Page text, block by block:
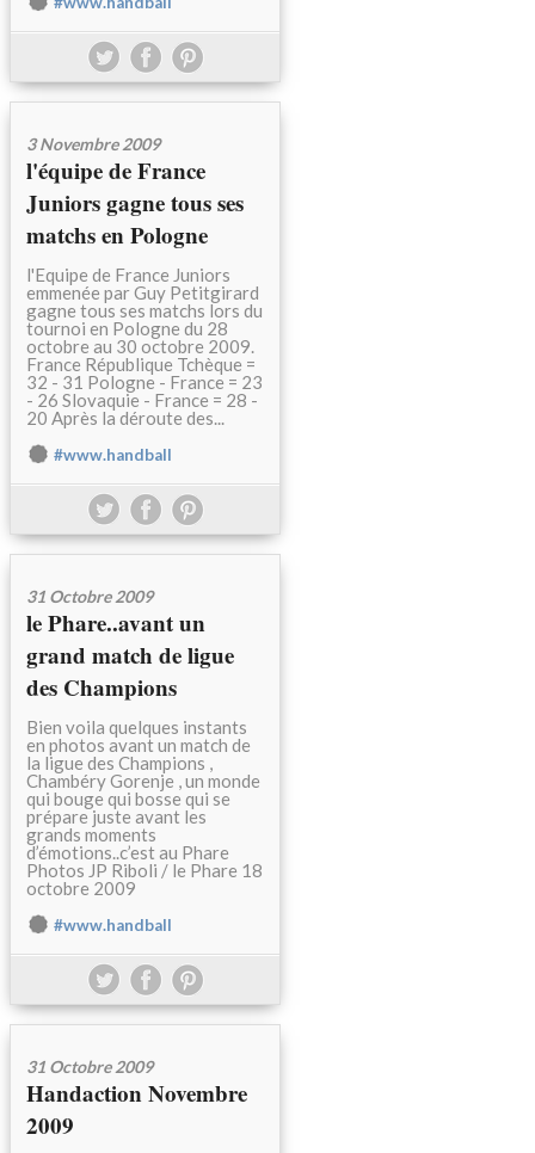
3 Novembre 2009
l'équipe de France
Juniors gagne tous ses
matchs en Pologne
l'Equipe de France Juniors
emmenée par Guy Petitgirard
gagne tous ses matchs lors du
tournoi en Pologne du 28
octobre au 30 octobre 2009.
France République Tchèque =
32 - 31 Pologne - France = 23
- 26 Slovaquie - France = 28 -
20 Après la déroute des...
#www.handball
31 Octobre 2009
le Phare..avant un
grand match de ligue
des Champions
Bien voila quelques instants
en photos avant un match de
la ligue des Champions ,
Chambéry Gorenje , un monde
qui bouge qui bosse qui se
prépare juste avant les
grands moments
d’émotions..c’est au Phare
Photos JP Riboli / le Phare 18
octobre 2009
#www.handball
31 Octobre 2009
Handaction Novembre
2009